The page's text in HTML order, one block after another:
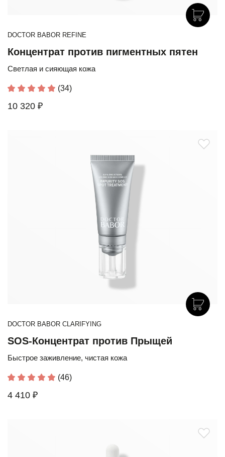
DOCTOR BABOR REFINE
Концентрат против пигментных пятен
Светлая и сияющая кожа
(34)
10 320 ₽
DOCTOR BABOR CLARIFYING
SOS-Концентрат против Прыщей
Быстрое заживление, чистая кожа
(46)
4 410 ₽